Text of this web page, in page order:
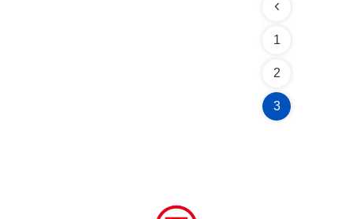
1
2
3